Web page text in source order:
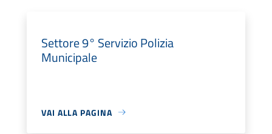
Settore 9° Servizio Polizia
Municipale
VAI ALLA PAGINA